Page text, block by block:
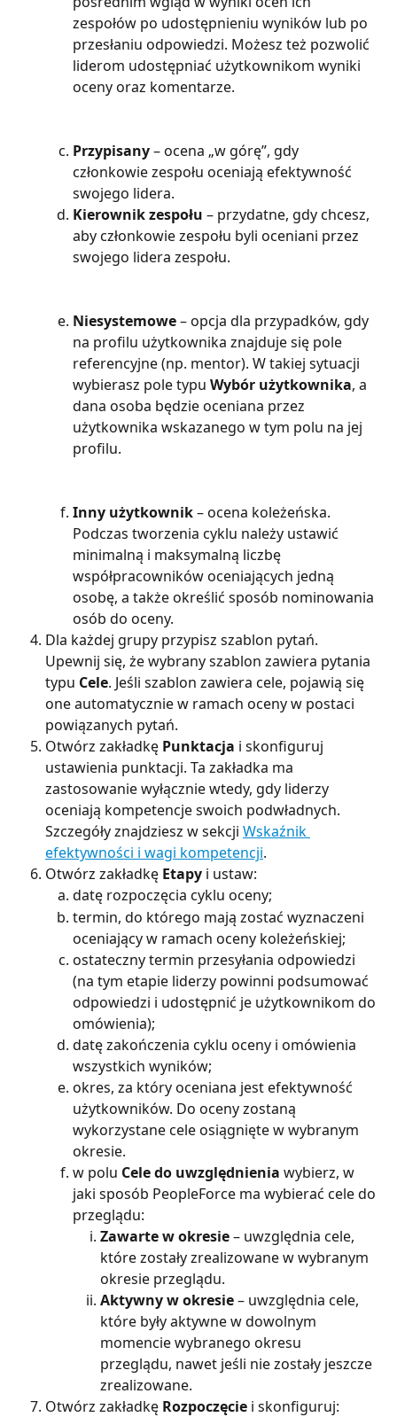
zespołów po udostępnieniu wyników lub po
przesłaniu odpowiedzi. Możesz też pozwolić
liderom udostępniać użytkownikom wyniki
oceny oraz komentarze.
Przypisany – ocena „w górę”, gdy
członkowie zespołu oceniają efektywność
swojego lidera.
Kierownik zespołu – przydatne, gdy chcesz,
aby członkowie zespołu byli oceniani przez
swojego lidera zespołu.
Niesystemowe – opcja dla przypadków, gdy
na profilu użytkownika znajduje się pole
referencyjne (np. mentor). W takiej sytuacji
wybierasz pole typu Wybór użytkownika, a
dana osoba będzie oceniana przez
użytkownika wskazanego w tym polu na jej
profilu.
Inny użytkownik – ocena koleżeńska.
Podczas tworzenia cyklu należy ustawić
minimalną i maksymalną liczbę
współpracowników oceniających jedną
osobę, a także określić sposób nominowania
osób do oceny.
Dla każdej grupy przypisz szablon pytań.
Upewnij się, że wybrany szablon zawiera pytania
typu Cele. Jeśli szablon zawiera cele, pojawią się
one automatycznie w ramach oceny w postaci
powiązanych pytań.
Otwórz zakładkę Punktacja i skonfiguruj
ustawienia punktacji. Ta zakładka ma
zastosowanie wyłącznie wtedy, gdy liderzy
oceniają kompetencje swoich podwładnych.
Szczegóły znajdziesz w sekcji Wskaźnik
efektywności i wagi kompetencji.
Otwórz zakładkę Etapy i ustaw:
datę rozpoczęcia cyklu oceny;
termin, do którego mają zostać wyznaczeni
oceniający w ramach oceny koleżeńskiej;
ostateczny termin przesyłania odpowiedzi
(na tym etapie liderzy powinni podsumować
odpowiedzi i udostępnić je użytkownikom do
omówienia);
datę zakończenia cyklu oceny i omówienia
wszystkich wyników;
okres, za który oceniana jest efektywność
użytkowników. Do oceny zostaną
wykorzystane cele osiągnięte w wybranym
okresie.
w polu Cele do uwzględnienia wybierz, w
jaki sposób PeopleForce ma wybierać cele do
przeglądu:
Zawarte w okresie – uwzględnia cele,
które zostały zrealizowane w wybranym
okresie przeglądu.
Aktywny w okresie – uwzględnia cele,
które były aktywne w dowolnym
momencie wybranego okresu
przeglądu, nawet jeśli nie zostały jeszcze
zrealizowane.
Otwórz zakładkę Rozpoczęcie i skonfiguruj: